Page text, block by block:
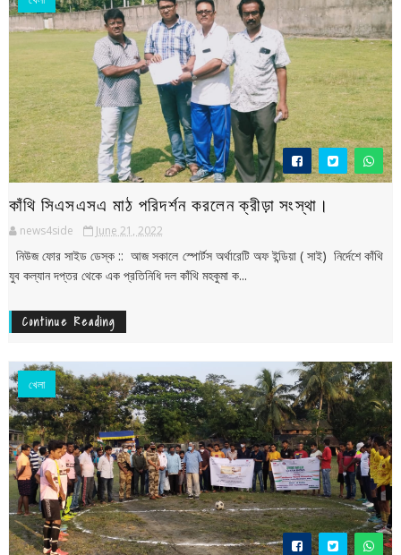
কাঁথি সিএসএসএ মাঠ পরিদর্শন করলেন ক্রীড়া সংস্থা।
news4side June 21, 2022
নিউজ ফোর সাইড ডেস্ক :: আজ সকালে স্পোর্টস অর্থারেটি অফ ইন্ডিয়া ( সাই) নির্দেশে কাঁথি
যুব কল্যান দপ্তর থেকে এক প্রতিনিধি দল কাঁথি মহকুমা ক...
Continue Reading
খেলা